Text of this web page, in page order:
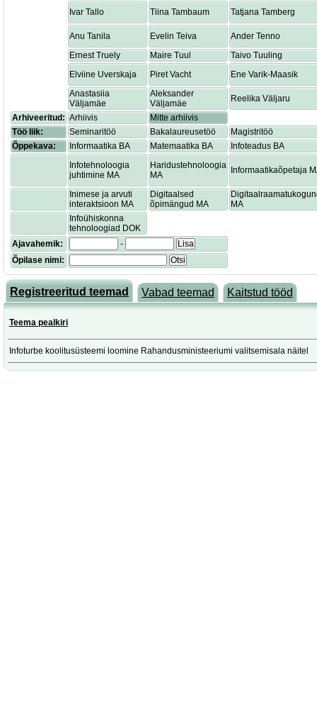
Ivar Tallo
Tiina Tambaum Tatjana Tamberg
Anu Tanila Evelin Teiva
Ander Tenno
Ernest Truely
Maire Tuul
Taivo Tuuling
Elviine Uverskaja
Piret Vacht
Ene Varik-Maasik
Anastasiia
Väljamäe
Aleksander
Väljamäe
Reelika Väljaru
Arhiveeritud: Arhiivis
Mitte arhiivis
Töö liik:
Seminaritöö Bakalaureusetöö
Magistritöö
Õppekava:
Informaatika BA Matemaatika BA
Infoteadus BA
Infotehnoloogia
juhtimine MA
Haridustehnoloogia
MA
Informaatikaõpetaja
Inimese ja arvuti
interaktsioon MA
Digitaalsed
õpimängud MA
MA
Infoühiskonna
tehnoloogiad DOK
Ajavahemik:
-
Lisa
Õpilase nimi:
Otsi
Registreeritud teemad Vabad teemad Kaitstud tööd
Teema pealkiri
Infoturbe koolitusüsteemi loomine Rahandusministeeriumi valitsemisala näitel